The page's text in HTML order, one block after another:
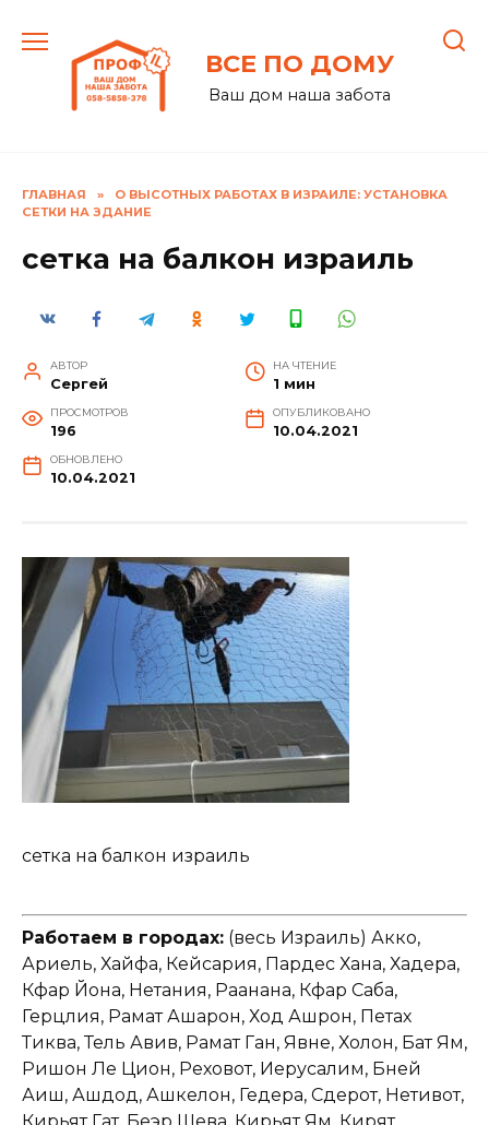
содержанию
ВСЕ ПО ДОМУ
Ваш дом наша забота
ГЛАВНАЯ »
О ВЫСОТНЫХ РАБОТАХ В ИЗРАИЛЕ: УСТАНОВКА
СЕТКИ НА ЗДАНИЕ
сетка на балкон израиль
АВТОР
Сергей
НА ЧТЕНИЕ
1 мин
ПРОСМОТРОВ
196
ОПУБЛИКОВАНО
10.04.2021
ОБНОВЛЕНО
10.04.2021
сетка на балкон израиль
Работаем в городах: (весь Израиль) Акко,
Ариель, Хайфа, Кейсария, Пардес Хана, Хадера,
Кфар Йона, Нетания, Раанана, Кфар Саба,
Герцлия, Рамат Ашарон, Ход Ашрон, Петах
Тиква, Тель Авив, Рамат Ган, Явне, Холон, Бат Ям,
Ришон Ле Цион, Реховот, Иерусалим, Бней
Аиш, Ашдод, Ашкелон, Гедера, Сдерот, Нетивот,